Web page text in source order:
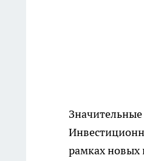
рамках новых